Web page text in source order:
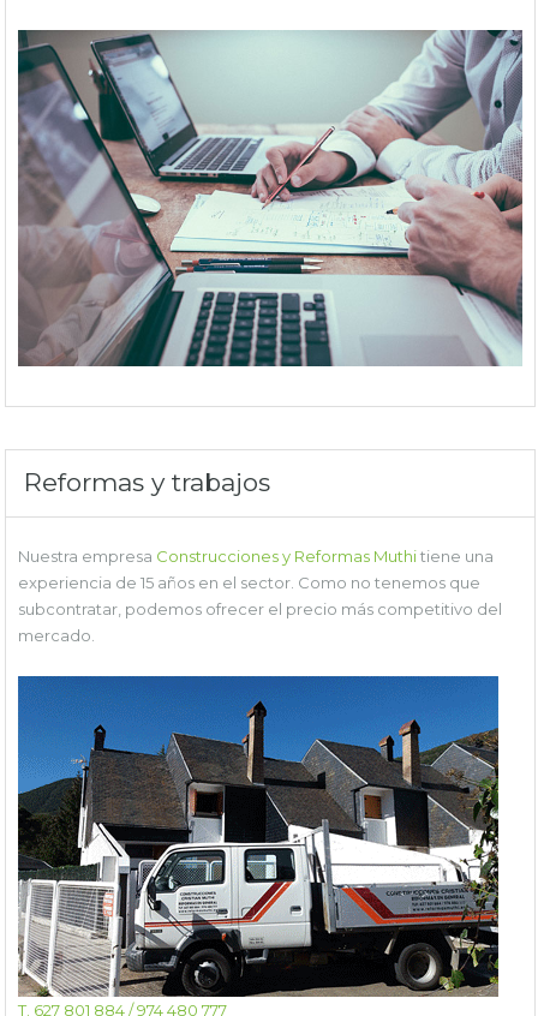
Reformas y trabajos
Nuestra empresa Construcciones y Reformas Muthitiene una
experiencia de 15 años en el sector. Como no tenemos que
subcontratar, podemos ofrecer el precio más competitivo del
mercado.
T. 627 801 884 / 974 480 777